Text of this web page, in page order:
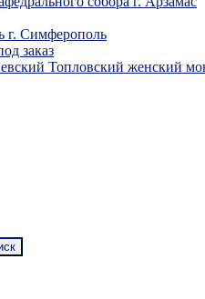
г. Симферополь
заказ
Топловский женский